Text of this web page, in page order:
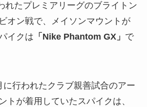
れたプレミアリーグのブライトン
オン戦で、メイソンマウントが
イクは 「Nike Phantom GX」 で
に行われたクラブ親善試合のアー
トが着用していたスパイクは、